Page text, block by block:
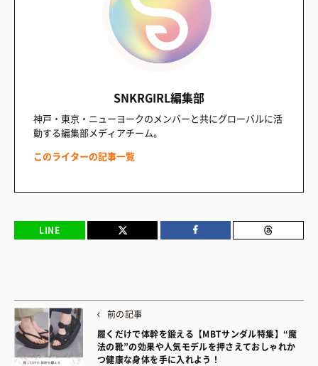
SNKRGIRL編集部
神戸・東京・ニューヨークのメンバーと共にグローバルに活
動する編集部メディアチーム。
このライターの記事一覧
LINE
前の記事
履くだけで体幹を鍛える【MBTサンダル特集】“魔
法の靴”の効果や人気モデルを押さえておしゃれか
つ健康な身体を手に入れよう！